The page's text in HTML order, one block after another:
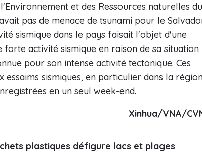
et des Ressources naturelles du
pas de menace de tsunami pour le
sismique dans le pays faisait l'objet d'une
activité sismique en raison de sa situation
pour son intense activité tectonique. Ces
sismiques, en particulier dans la
en un seul week-end.
Xinhua/VNA/
plastiques défigure lacs et plages